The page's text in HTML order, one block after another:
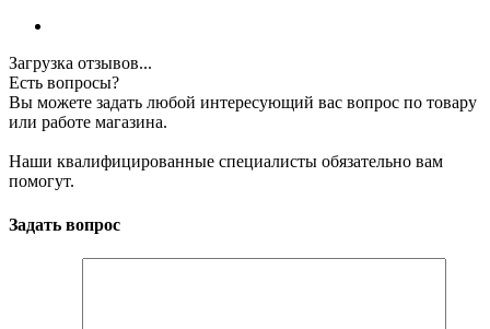
Загрузка отзывов...
Есть вопросы?
Вы можете задать любой интересующий вас вопрос по товару
или работе магазина.
Наши квалифицированные специалисты обязательно вам
помогут.
Задать вопрос